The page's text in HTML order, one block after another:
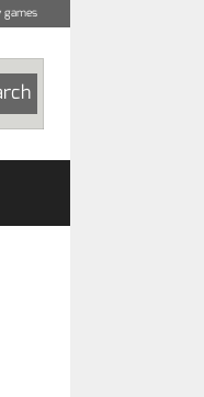
games